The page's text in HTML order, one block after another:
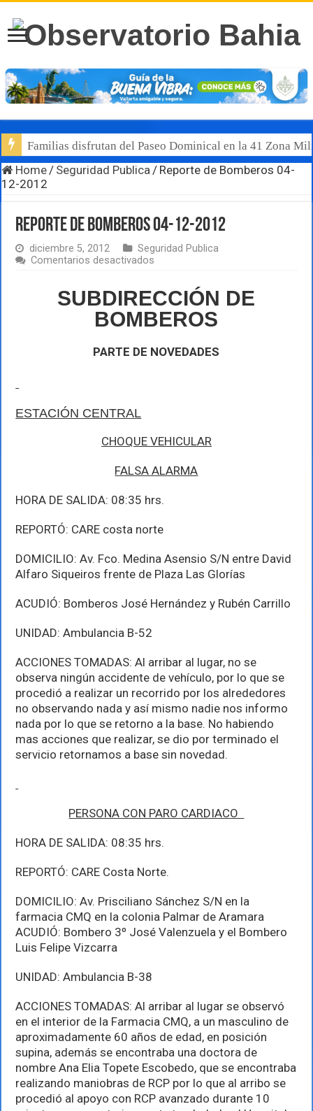
Luis Munguía destaca, junto al gobernador Pablo
Home / Seguridad Publica / Reporte de Bomberos 04-
12-2012
Reporte de Bomberos 04-12-2012
diciembre 5, 2012
Seguridad Publica
Comentarios desactivados
Bomberos
04-
12-
SUBDIRECCIÓN DE
BOMBEROS
PARTE DE NOVEDADES
ESTACIÓN CENTRAL
CHOQUE VEHICULAR
FALSA ALARMA
HORA DE SALIDA: 08:35 hrs.
REPORTÓ: CARE costa norte
DOMICILIO: Av. Fco. Medina Asensio S/N entre David
Alfaro Siqueiros frente de Plaza Las Glorías
ACUDIÓ: Bomberos José Hernández y Rubén Carrillo
UNIDAD: Ambulancia B-52
ACCIONES TOMADAS: Al arribar al lugar, no se
observa ningún accidente de vehículo, por lo que se
procedió a realizar un recorrido por los alrededores
no observando nada y así mismo nadie nos informo
nada por lo que se retorno a la base. No habiendo
mas acciones que realizar, se dio por terminado el
servicio retornamos a base sin novedad.
PERSONA CON PARO CARDIACO
HORA DE SALIDA: 08:35 hrs.
REPORTÓ: CARE Costa Norte.
DOMICILIO: Av. Prisciliano Sánchez S/N en la
farmacia CMQ en la colonia Palmar de Aramara
ACUDIÓ: Bombero 3º José Valenzuela y el Bombero
Luis Felipe Vizcarra
UNIDAD: Ambulancia B-38
ACCIONES TOMADAS: Al arribar al lugar se observó
en el interior de la Farmacia CMQ, a un masculino de
aproximadamente 60 años de edad, en posición
supina, además se encontraba una doctora de
nombre Ana Elia Topete Escobedo, que se encontraba
realizando maniobras de RCP por lo que al arribo se
procedió al apoyo con RCP avanzado durante 10